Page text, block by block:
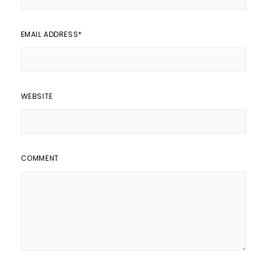
EMAIL ADDRESS*
WEBSITE
COMMENT